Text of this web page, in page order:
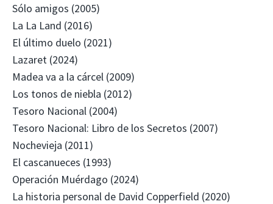
Sólo amigos (2005)
La La Land (2016)
El último duelo (2021)
Lazaret (2024)
Madea va a la cárcel (2009)
Los tonos de niebla (2012)
Tesoro Nacional (2004)
Tesoro Nacional: Libro de los Secretos (2007)
Nochevieja (2011)
El cascanueces (1993)
Operación Muérdago (2024)
La historia personal de David Copperfield (2020)